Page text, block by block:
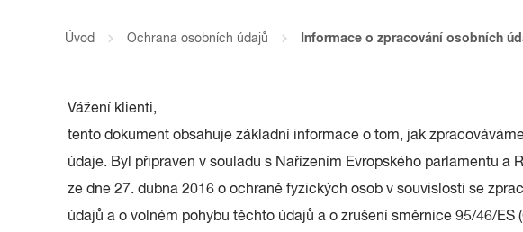
Úvod Ochrana osobních údajů Informace o zpracování osobních
Vážení klienti,
tento dokument obsahuje základní informace o tom, jak
údaje. Byl připraven v souladu s Nařízením Evropského parlamentu a
ze dne 27. dubna 2016 o ochraně fyzických osob v souvislosti se
údajů a o volném pohybu těchto údajů a o zrušení směrnice 95/46/ES